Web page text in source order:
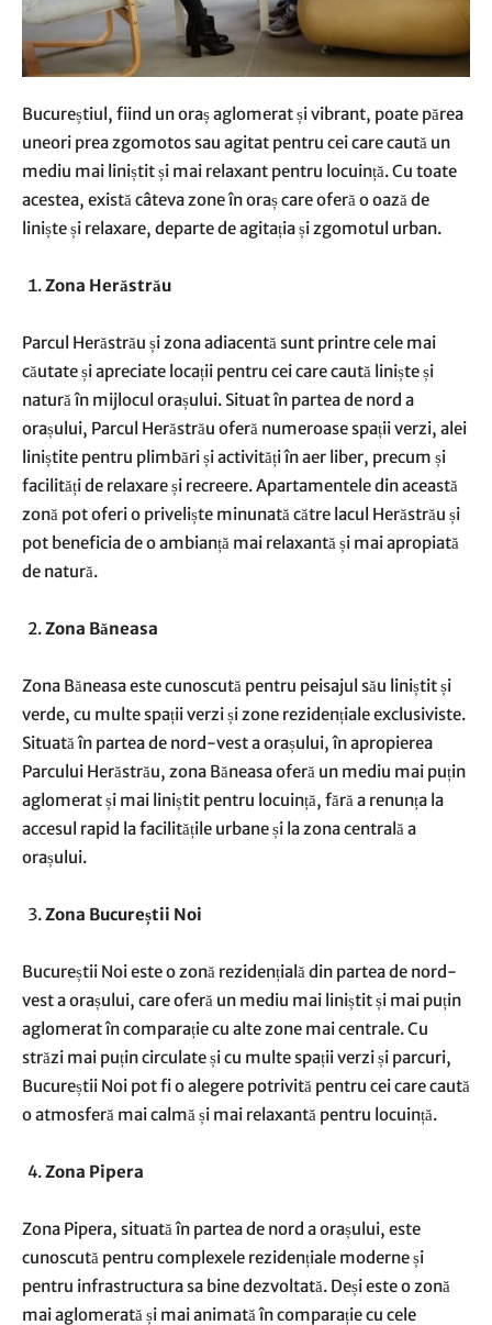
Bucureștiul, fiind un oraș aglomerat și vibrant, poate părea
uneori prea zgomotos sau agitat pentru cei care caută un
mediu mai liniștit și mai relaxant pentru locuință. Cu toate
acestea, există câteva zone în oraș care oferă o oază de
liniște și relaxare, departe de agitația și zgomotul urban.
Zona Herăstrău
Parcul Herăstrău și zona adiacentă sunt printre cele mai
căutate și apreciate locații pentru cei care caută liniște și
natură în mijlocul orașului. Situat în partea de nord a
orașului, Parcul Herăstrău oferă numeroase spații verzi, alei
liniștite pentru plimbări și activități în aer liber, precum și
facilități de relaxare și recreere. Apartamentele din această
zonă pot oferi o priveliște minunată către lacul Herăstrău și
pot beneficia de o ambianță mai relaxantă și mai apropiată
de natură.
Zona Băneasa
Zona Băneasa este cunoscută pentru peisajul său liniștit și
verde, cu multe spații verzi și zone rezidențiale exclusiviste.
Situată în partea de nord-vest a orașului, în apropierea
Parcului Herăstrău, zona Băneasa oferă un mediu mai puțin
aglomerat și mai liniștit pentru locuință, fără a renunța la
accesul rapid la facilitățile urbane și la zona centrală a
orașului.
Zona Bucureștii Noi
Bucureștii Noi este o zonă rezidențială din partea de nord-
vest a orașului, care oferă un mediu mai liniștit și mai puțin
aglomerat în comparație cu alte zone mai centrale. Cu
străzi mai puțin circulate și cu multe spații verzi și parcuri,
Bucureștii Noi pot fi o alegere potrivită pentru cei care caută
o atmosferă mai calmă și mai relaxantă pentru locuință.
Zona Pipera
Zona Pipera, situată în partea de nord a orașului, este
cunoscută pentru complexele rezidențiale moderne și
pentru infrastructura sa bine dezvoltată. Deși este o zonă
mai aglomerată și mai animată în comparație cu cele